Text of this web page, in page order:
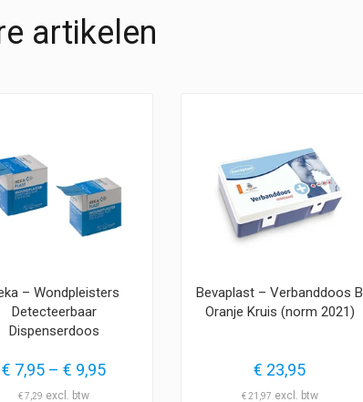
artikelen
– Wondpleisters
Detecteerbaar
Dispenserdoos
€ 7,95 – € 9,95Prijsklasse:
€7,29
Bevaplast – Verbanddoos B
Oranje Kruis (norm 2021)
€ 23,95
€21,97